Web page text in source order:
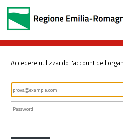
Accedere utilizzando l'account